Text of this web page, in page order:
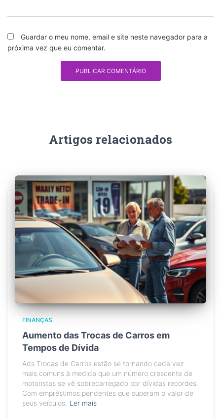
Guardar o meu nome, email e site neste navegador para a
próxima vez que eu comentar.
Artigos relacionados
FINANÇAS
Aumento das Trocas de Carros em
Tempos de Dívida
Ads Trocas de Carros estão se tornando cada vez
mais comuns à medida que um número crescente de
motoristas se vê sobrecarregado por dívidas recordes.
Com empréstimos pendentes que superam o valor de
seus veículos, Ler mais